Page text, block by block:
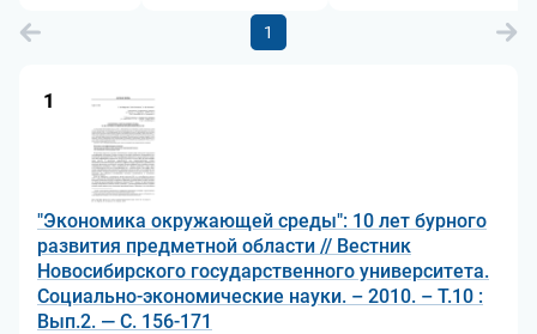
1
1
"Экономика окружающей среды": 10 лет бурного
развития предметной области // Вестник
Новосибирского государственного университета.
Социально-экономические науки. – 2010. – Т.10 :
Вып.2. — С. 156-171